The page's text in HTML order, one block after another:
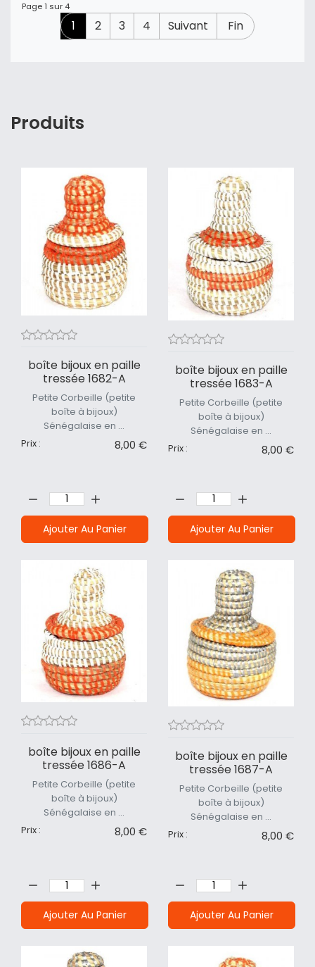
Page 1 sur 4
1 2 3 4 Suivant Fin
Produits
boîte bijoux en paille
tressée 1682-A
Petite Corbeille (petite
boîte à bijoux)
Sénégalaise en ...
Prix :
8,00 €
Ajouter Au Panier
boîte bijoux en paille
tressée 1683-A
Petite Corbeille (petite
boîte à bijoux)
Sénégalaise en ...
Prix :
8,00 €
Ajouter Au Panier
boîte bijoux en paille
tressée 1686-A
Petite Corbeille (petite
boîte à bijoux)
Sénégalaise en ...
Prix :
8,00 €
Ajouter Au Panier
boîte bijoux en paille
tressée 1687-A
Petite Corbeille (petite
boîte à bijoux)
Sénégalaise en ...
Prix :
8,00 €
Ajouter Au Panier